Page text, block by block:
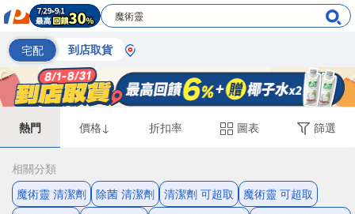
宅配 到店取貨
熱門 價格↓ 折扣率 圖表 篩選
相關分類
魔術靈 清潔劑 除菌 清潔劑 清潔劑 可超取
魔術靈 可超取